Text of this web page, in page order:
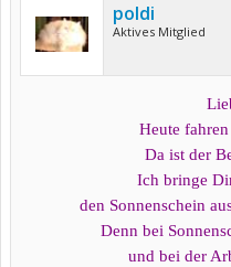
poldi
Aktives Mitglied
Heute
Da ist der
Ich bringe
den Sonnenschein
Denn bei
und bei der